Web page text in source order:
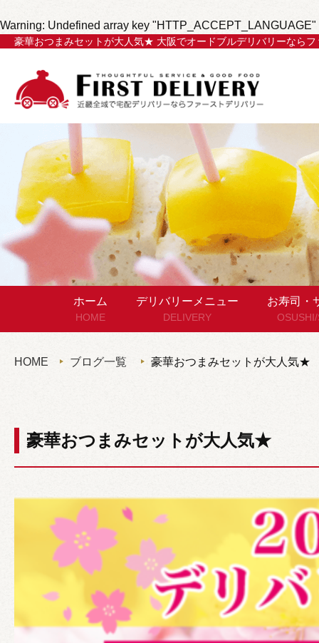
Warning: Undefined array key
豪華おつまみセットが大人気★ 大阪でオードブルデリバリーならフ
ホーム
HOME
デリバリーメニュー
DELIVERY
カップディッシュ
*個包装タイプ
お寿司・
HOME ブログ一覧 豪華おつまみセットが大人気★
豪華おつまみセットが大人気★